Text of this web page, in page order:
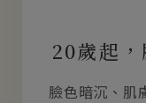
20歲起
臉色暗沉、肌